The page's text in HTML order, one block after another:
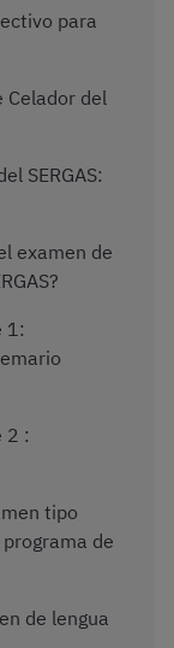
para
Celador del
SERGAS:
examen de
1:
2 :
tipo
de
de lengua